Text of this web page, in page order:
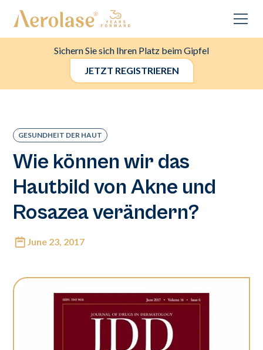
Sichern Sie sich Ihren Platz beim Gipfel
JETZT REGISTRIEREN
GESUNDHEIT DER HAUT
Wie können wir das
Hautbild von Akne und
Rosazea verändern?
June 23, 2017